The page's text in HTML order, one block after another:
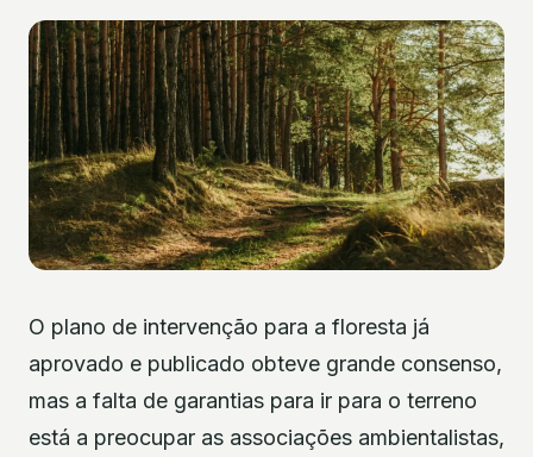
O plano de intervenção para a floresta já
aprovado e publicado obteve grande consenso,
mas a falta de garantias para ir para o terreno
está a preocupar as associações ambientalistas,